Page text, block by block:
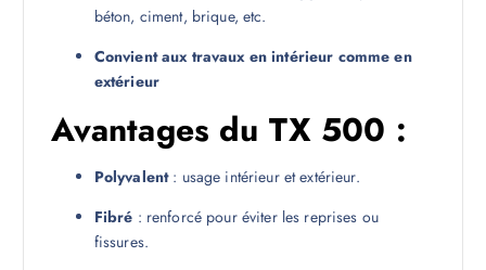
béton, ciment, brique, etc.
Convient aux travaux en intérieur comme en
extérieur
Avantages du TX 500 :
Polyvalent: usage intérieur et extérieur.
Fibré : renforcé pour éviter les reprises ou
fissures.